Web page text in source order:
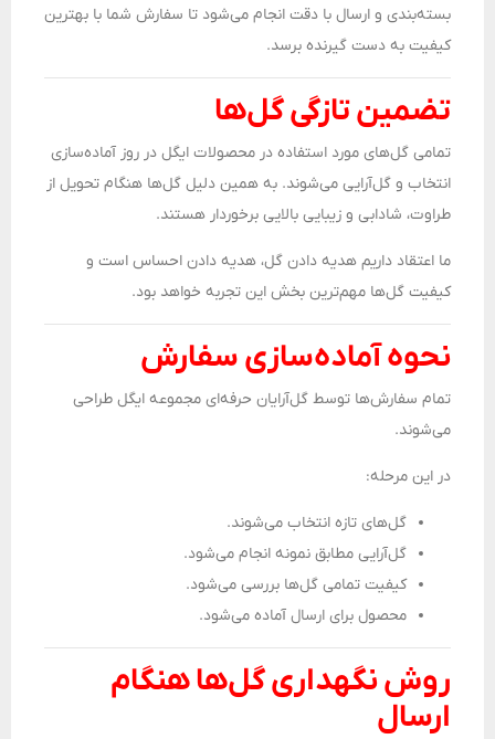
بسته‌بندی و ارسال با دقت انجام می‌شود تا سفارش شما با بهترین
کیفیت به دست گیرنده برسد.
تضمین تازگی گل‌ها
تمامی گل‌های مورد استفاده در محصولات ایگل در روز آماده‌سازی
انتخاب و گل‌آرایی می‌شوند. به همین دلیل گل‌ها هنگام تحویل از
طراوت، شادابی و زیبایی بالایی برخوردار هستند.
ما اعتقاد داریم هدیه دادن گل، هدیه دادن احساس است و
کیفیت گل‌ها مهم‌ترین بخش این تجربه خواهد بود.
نحوه آماده‌سازی سفارش
تمام سفارش‌ها توسط گل‌آرایان حرفه‌ای مجموعه ایگل طراحی
می‌شوند.
در این مرحله:
گل‌های تازه انتخاب می‌شوند.
گل‌آرایی مطابق نمونه انجام می‌شود.
کیفیت تمامی گل‌ها بررسی می‌شود.
محصول برای ارسال آماده می‌شود.
روش نگهداری گل‌ها هنگام
ارسال